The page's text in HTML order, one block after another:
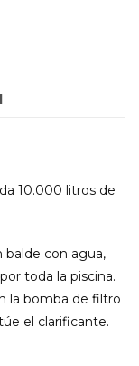
10.000 litros de
balde con agua,
toda la piscina.
la bomba de filtro
el clarificante.